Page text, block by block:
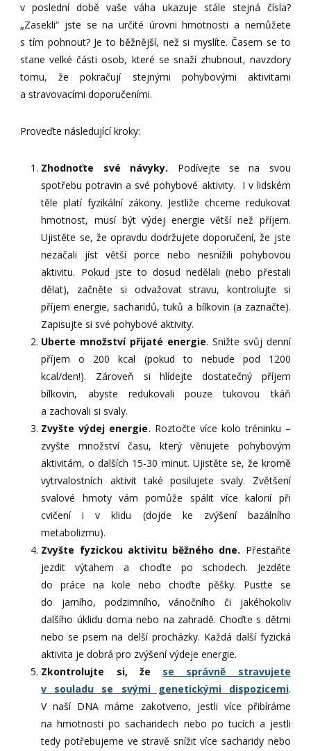
v poslední době vaše váha ukazuje stále stejná čísla?
„Zasekli“ jste se na určité úrovni hmotnosti a nemůžete
s tím pohnout? Je to běžnější, než si myslíte. Časem se to
stane velké části osob, které se snaží zhubnout, navzdory
tomu, že pokračují stejnými pohybovými aktivitami
a stravovacími doporučeními.
Proveďte následující kroky:
Zhodnoťte své návyky. Podívejte se na svou
spotřebu potravin a své pohybové aktivity. I v lidském
těle platí fyzikální zákony. Jestliže chceme redukovat
hmotnost, musí být výdej energie větší než příjem.
Ujistěte se, že opravdu dodržujete doporučení, že jste
nezačali jíst větší porce nebo nesnížili pohybovou
aktivitu. Pokud jste to dosud nedělali (nebo přestali
dělat), začněte si odvažovat stravu, kontrolujte si
příjem energie, sacharidů, tuků a bílkovin (a zaznačte).
Zapisujte si své pohybové aktivity.
Uberte množství přijaté energie. Snižte svůj denní
příjem o 200 kcal (pokud to nebude pod 1200
kcal/den!). Zároveň si hlídejte dostatečný příjem
bílkovin, abyste redukovali pouze tukovou tkáň
a zachovali si svaly.
Zvyšte výdej energie. Roztočte více kolo tréninku –
zvyšte množství času, který věnujete pohybovým
aktivitám, o dalších 15-30 minut. Ujistěte se, že kromě
vytrvalostních aktivit také posilujete svaly. Zvětšení
svalové hmoty vám pomůže spálit více kalorií při
cvičení i v klidu (dojde ke zvýšení bazálního
metabolizmu).
Zvyšte fyzickou aktivitu běžného dne. Přestaňte
jezdit výtahem a choďte po schodech. Jezděte
do práce na kole nebo choďte pěšky. Pusťte se
do jarního, podzimního, vánočního či jakéhokoliv
dalšího úklidu doma nebo na zahradě. Choďte s dětmi
nebo se psem na delší procházky. Každá další fyzická
aktivita je dobrá pro zvýšení výdeje energie.
Zkontrolujte si, že se správně stravujete
v souladu se svými genetickými dispozicemi.
V naší DNA máme zakotveno, jestli více přibíráme
na hmotnosti po sacharidech nebo po tucích a jestli
tedy potřebujeme ve stravě snížit více sacharidy nebo